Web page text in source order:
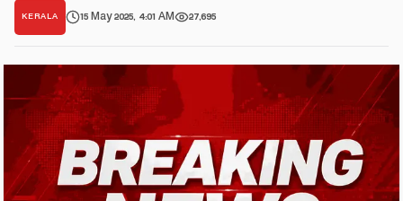
KERALA 15 May 2025, 4:01 AM 27,695